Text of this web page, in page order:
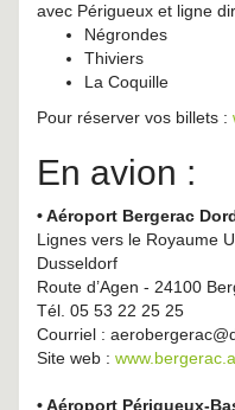
avec Périgueux et ligne
Négrondes
Thiviers
La Coquille
Pour réserver vos billets :
En avion :
• Aéroport Bergerac
Lignes vers le Royaume
Dusseldorf
Route d’Agen - 24100
Tél. 05 53 22 25 25
Courriel :
Site web :
• Aéroport Périgueux-